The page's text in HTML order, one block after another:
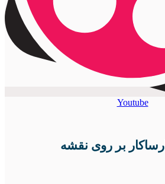
Youtube
بر روی نقشه